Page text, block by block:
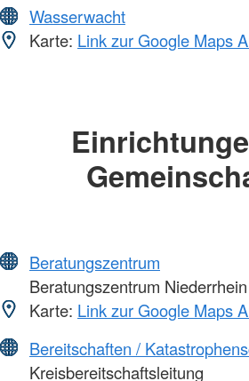
Wasserwacht
Karte: Link zur Google Maps
Beratungszentrum
Beratungszentrum Niederrhein
Karte: Link zur Google Maps
Bereitschaften /
Kreisbereitschaftsleitung